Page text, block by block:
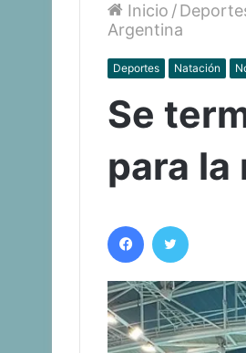
Inicio /
Argentina
Deportes Natación
Se
para
Facebook